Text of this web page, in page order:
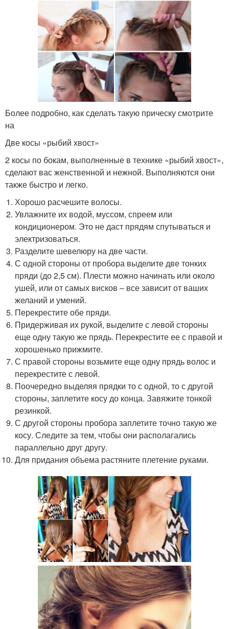
Более подробно, как сделать такую прическу смотрите
на
Две косы «рыбий хвост»
2 косы по бокам, выполненные в технике «рыбий хвост»,
сделают вас женственной и нежной. Выполняются они
также быстро и легко.
Хорошо расчешите волосы.
Увлажните их водой, муссом, спреем или
кондиционером. Это не даст прядям спутываться и
электризоваться.
Разделите шевелюру на две части.
С одной стороны от пробора выделите две тонких
пряди (до 2,5 см). Плести можно начинать или около
ушей, или от самых висков – все зависит от ваших
желаний и умений.
Перекрестите обе пряди.
Придерживая их рукой, выделите с левой стороны
еще одну такую же прядь. Перекрестите ее с правой и
хорошенько прижмите.
С правой стороны возьмите еще одну прядь волос и
перекрестите с левой.
Поочередно выделяя прядки то с одной, то с другой
стороны, заплетите косу до конца. Завяжите тонкой
резинкой.
С другой стороны пробора заплетите точно такую же
косу. Следите за тем, чтобы они располагались
параллельно друг другу.
Для придания объема растяните плетение руками.